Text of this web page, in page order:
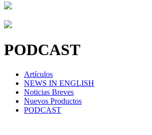
PODCAST
Artículos
NEWS IN ENGLISH
Noticias Breves
Nuevos Productos
PODCAST